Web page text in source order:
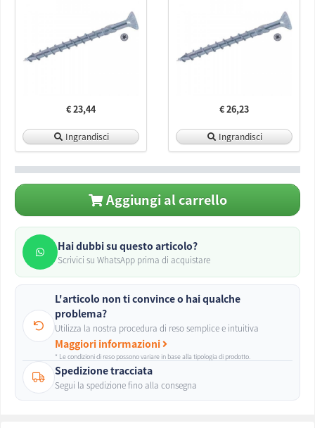
€ 23,44
Ingrandisci
€ 26,23
Ingrandisci
Aggiungi al carrello
Hai dubbi su questo articolo?
Scrivici su WhatsApp prima di acquistare
L'articolo non ti convince o hai qualche
problema?
Utilizza la nostra procedura di reso semplice e intuitiva
Maggiori informazioni
* Le condizioni di reso possono variare in base alla tipologia di prodotto.
Spedizione tracciata
Segui la spedizione fino alla consegna